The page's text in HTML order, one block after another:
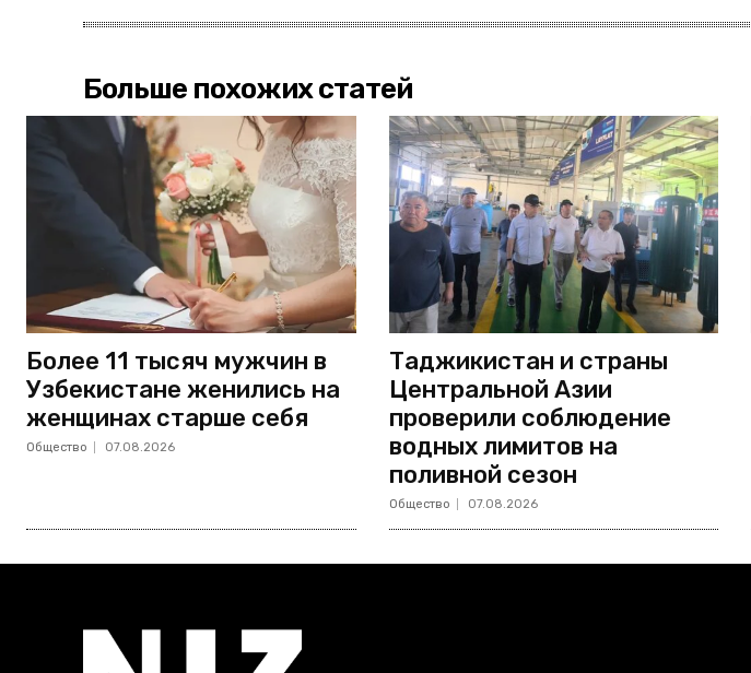
Больше похожих статей
Более 11 тысяч мужчин в
Узбекистане женились на
женщинах старше себя
Общество 07.08.2026
Таджикистан и страны
Центральной Азии
проверили соблюдение
водных лимитов на
поливной сезон
Общество 07.08.2026